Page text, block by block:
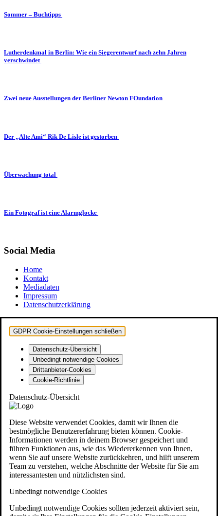
Sommer – Buchtipps
Lutherdenkmal in Berlin: Wie ein Siegerentwurf nach zehn Jahren
verschwindet
Zwei neue Ausstellungen der Berliner Newton FOundation
Der „Alte Ami“ Rik De Lisle ist gestorben
Überwachung total
Ein Fotograf ist eine Alarmglocke
Social Media
Home
Kontakt
Mediadaten
Impressum
Datenschutzerklärung
GDPR Cookie-Einstellungen schließen
Datenschutz-Übersicht
Unbedingt notwendige Cookies
Drittanbieter-Cookies
Cookie-Richtlinie
Datenschutz-Übersicht
Diese Website verwendet Cookies, damit wir Ihnen die
bestmögliche Benutzererfahrung bieten können. Cookie-
Informationen werden in deinem Browser gespeichert und
führen Funktionen aus, wie das Wiedererkennen von Ihnen,
wenn Sie auf unsere Website zurückkehren, und hilft unserem
Team zu verstehen, welche Abschnitte der Website für Sie am
interessantesten und nützlichsten sind.
Unbedingt notwendige Cookies
Unbedingt notwendige Cookies sollten jederzeit aktiviert sein,